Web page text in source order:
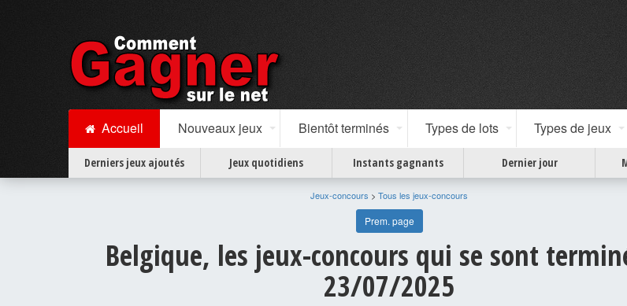
Accueil Nouveaux jeux Bientôt terminés Types de lots Types de jeux
Derniers jeux ajoutés Jeux quotidiens Instants gagnants Dernier jour
Jeux-concours > Tous les jeux-concours
Prem. page
Belgique, les jeux-concours qui se sont
23/07/2025